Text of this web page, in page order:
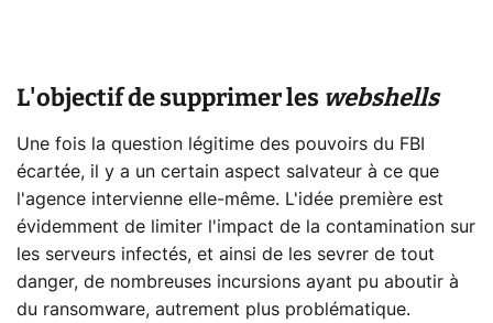
L'objectif de supprimer les webshells
Une fois la question légitime des pouvoirs du FBI
écartée, il y a un certain aspect salvateur à ce que
l'agence intervienne elle-même. L'idée première est
évidemment de limiter l'impact de la contamination sur
les serveurs infectés, et ainsi de les sevrer de tout
danger, de nombreuses incursions ayant pu aboutir à
du ransomware, autrement plus problématique.